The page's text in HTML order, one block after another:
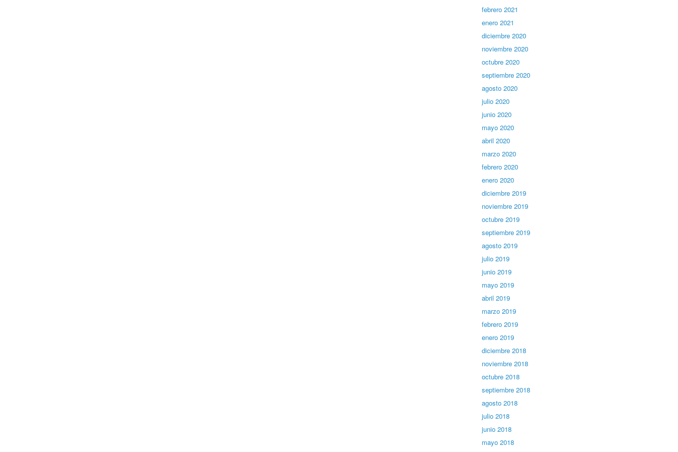
febrero 2021
enero 2021
diciembre 2020
noviembre 2020
octubre 2020
septiembre 2020
agosto 2020
julio 2020
junio 2020
mayo 2020
abril 2020
marzo 2020
febrero 2020
enero 2020
diciembre 2019
noviembre 2019
octubre 2019
septiembre 2019
agosto 2019
julio 2019
junio 2019
mayo 2019
abril 2019
marzo 2019
febrero 2019
enero 2019
diciembre 2018
noviembre 2018
octubre 2018
septiembre 2018
agosto 2018
julio 2018
junio 2018
mayo 2018